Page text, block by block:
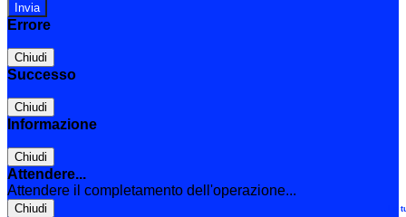
Errore
Chiudi
Successo
Chiudi
Informazione
Chiudi
Attendere...
Attendere il completamento dell'operazione...
Chiudi
Le